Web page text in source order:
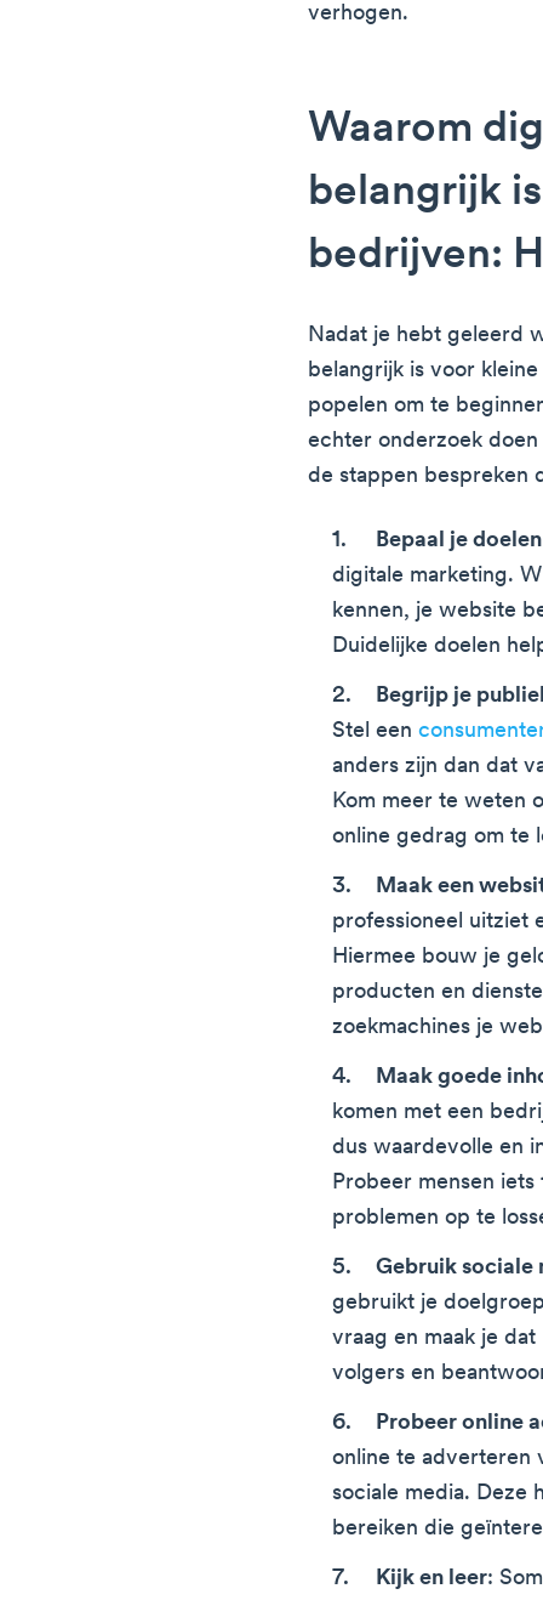
verhogen.
Waarom
belangrijk
bedrijven:
Nadat je hebt geleerd
belangrijk is voor
popelen om te
echter onderzoek
de stappen bespreken
Bepaal je doelen
digitale marketing.
kennen, je website
Duidelijke doelen
Begrijp je
Stel een
anders zijn dan dat
Kom meer te weten
online gedrag om te
Maak een
professioneel uitziet
Hiermee bouw je
producten en
zoekmachines je
Maak goede
komen met een
dus waardevolle en
Probeer mensen
problemen op te
Gebruik sociale
gebruikt je
vraag en maak je
volgers en
Probeer online
online te adverteren
sociale media. Deze
bereiken die
Kijk en leer: